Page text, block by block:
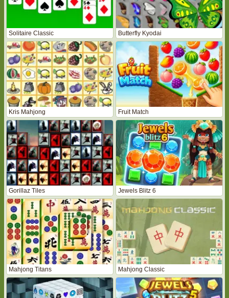
Solitaire Classic Butterfly Kyodai
Kris Mahjong Fruit Match
Gorillaz Tiles Jewels Blitz 6
Mahjong Titans Mahjong Classic